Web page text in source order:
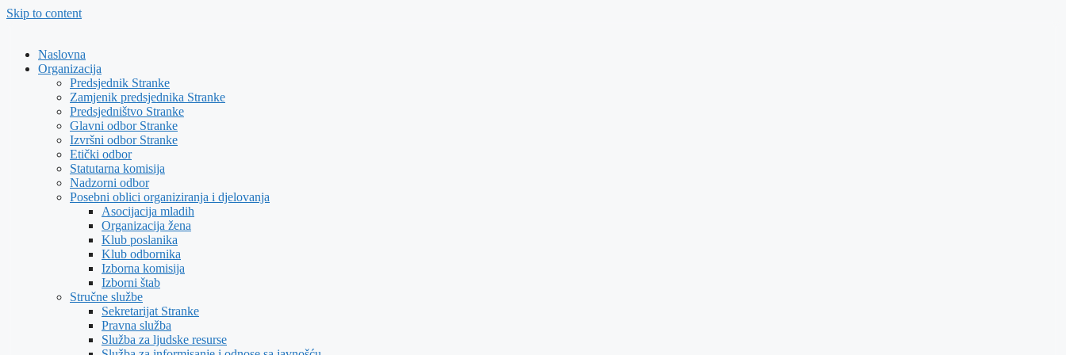
Skip to content
Naslovna
Organizacija
Predsjednik Stranke
Zamjenik predsjednika Stranke
Predsjedništvo Stranke
Glavni odbor Stranke
Izvršni odbor Stranke
Etički odbor
Statutarna komisija
Nadzorni odbor
Posebni oblici organiziranja i djelovanja
Asocijacija mladih
Organizacija žena
Klub poslanika
Klub odbornika
Izborna komisija
Izborni štab
Stručne službe
Sekretarijat Stranke
Pravna služba
Služba za ljudske resurse